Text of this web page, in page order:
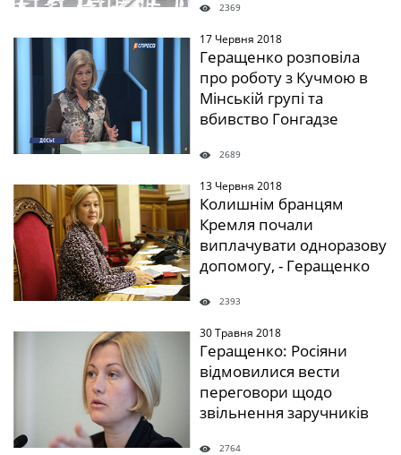
2369
17 Червня 2018
Геращенко розповіла
про роботу з Кучмою в
Мінській групі та
вбивство Гонгадзе
2689
13 Червня 2018
Колишнім бранцям
Кремля почали
виплачувати одноразову
допомогу, - Геращенко
2393
30 Травня 2018
Геращенко: Росіяни
відмовилися вести
переговори щодо
звільнення заручників
2764